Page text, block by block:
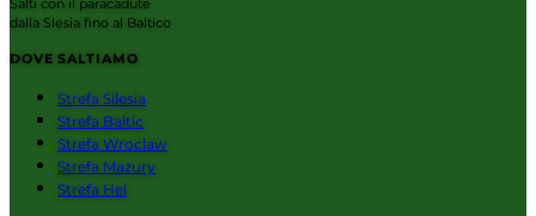
Salti con il paracadute
dalla Slesia fino al Baltico
DOVE SALTIAMO
Strefa Silesia
Strefa Baltic
Strefa Wroclaw
Strefa Mazury
Strefa Hel